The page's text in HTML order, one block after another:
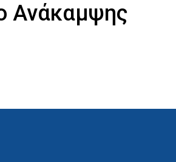
Ανάκαμψης